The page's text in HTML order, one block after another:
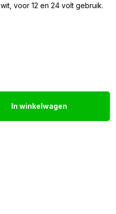
voor 12 en 24 volt gebruik.
In winkelwagen